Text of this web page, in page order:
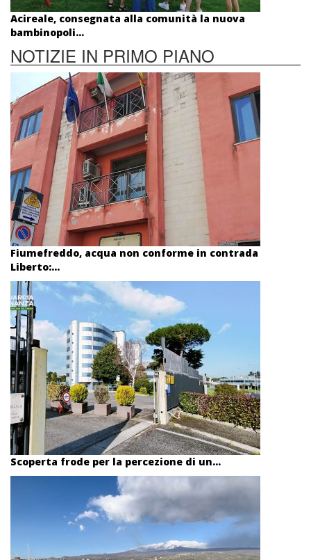
Acireale, consegnata alla comunità la nuova
bambinopoli...
NOTIZIE IN PRIMO PIANO
Fiumefreddo, acqua non conforme in contrada
Liberto:...
Scoperta frode per la percezione di un...